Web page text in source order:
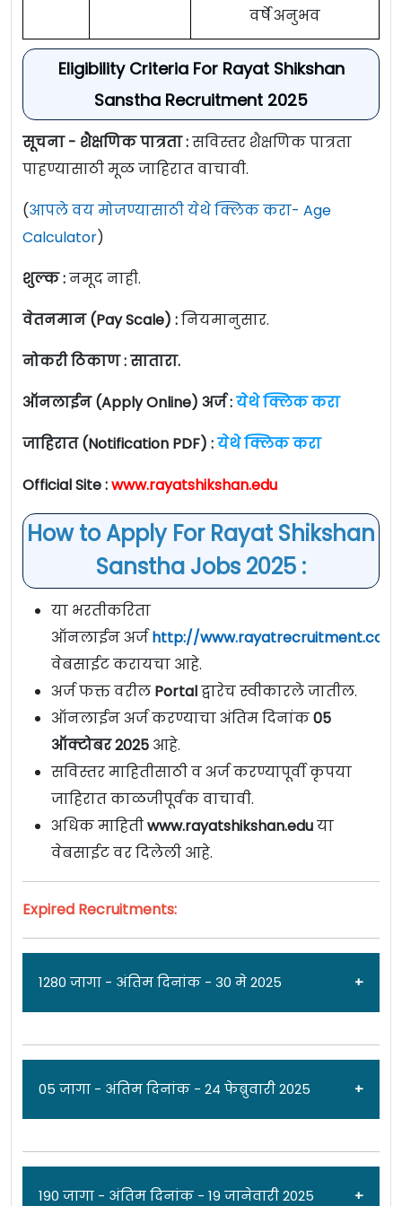
वर्षे अनुभव
Eligibility Criteria For Rayat Shikshan
Sanstha Recruitment 2025
सूचना - शैक्षणिक पात्रता :सविस्तर शैक्षणिक पात्रता
पाहण्यासाठी मूळ जाहिरात वाचावी.
(आपले वय मोजण्यासाठी येथे क्लिक करा- Age
Calculator)
शुल्क :नमूद नाही.
वेतनमान (Pay Scale) :नियमानुसार.
नोकरी ठिकाण : सातारा.
ऑनलाईन (Apply Online) अर्ज :येथे क्लिक करा
जाहिरात (Notification PDF) :येथे क्लिक करा
Official Site :www.rayatshikshan.edu
How to Apply For Rayat Shikshan
Sanstha Jobs 2025 :
या भरतीकरिता
ऑनलाईन अर्जhttp://
वेबसाईट करायचा आहे.
अर्ज फक्त वरील Portalद्वारेच स्वीकारले जातील.
ऑनलाईन अर्ज करण्याचा अंतिम दिनांक05
ऑक्टोबर 2025 आहे.
सविस्तर माहितीसाठी व अर्ज करण्यापूर्वी कृपया
जाहिरात काळजीपूर्वक वाचावी.
अधिक माहितीwww.rayatshikshan.eduया
वेबसाईट वर दिलेली आहे.
Expired Recruitments:
1280 जागा - अंतिम दिनांक - 30 मे 2025
जाहिरात दिनांक: 28/05/25
विविध पदांच्या 1280 जागांसाठी पात्र उमेदवारांकडून
अर्ज मागवण्यात येत असून ऑनलाईन अर्ज
05 जागा - अंतिम दिनांक - 24 फेब्रुवारी 2025
जाहिरात दिनांक: 10/02/25
190 जागा - अंतिम दिनांक - 19 जानेवारी 2025